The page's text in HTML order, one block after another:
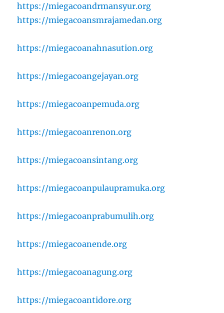
https://miegacoandrmansyur.org
https://miegacoansmrajamedan.org
https://miegacoanahnasution.org
https://miegacoangejayan.org
https://miegacoanpemuda.org
https://miegacoanrenon.org
https://miegacoansintang.org
https://miegacoanpulaupramuka.org
https://miegacoanprabumulih.org
https://miegacoanende.org
https://miegacoanagung.org
https://miegacoantidore.org